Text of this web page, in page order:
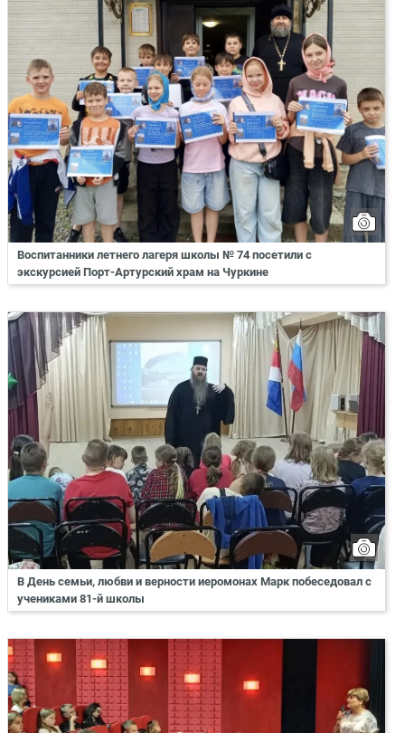
Воспитанники летнего лагеря школы № 74 посетили с
экскурсией Порт-Артурский храм на Чуркине
В День семьи, любви и верности иеромонах Марк побеседовал с
учениками 81-й школы